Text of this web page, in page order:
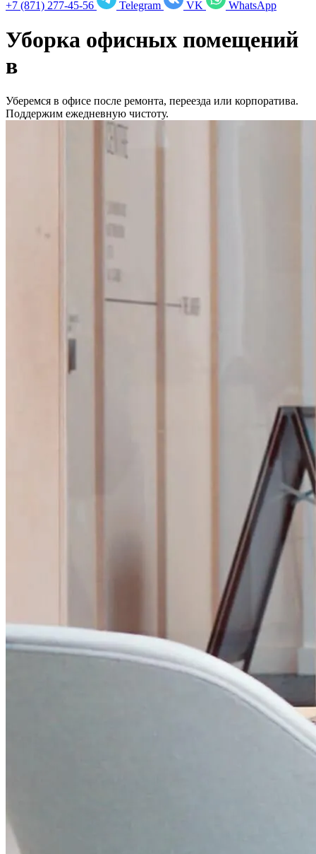
+7 (871) 277-45-56 Telegram VK WhatsApp
Уборка офисных помещений
в
Уберемся в офисе после ремонта, переезда или корпоратива.
Поддержим ежедневную чистоту.